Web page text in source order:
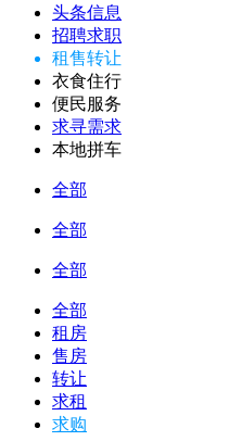
头条信息
招聘求职
租售转让
衣食住行
便民服务
求寻需求
本地拼车
全部
全部
全部
全部
租房
售房
转让
求租
求购